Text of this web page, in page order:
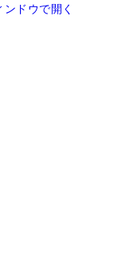
ドウで開く